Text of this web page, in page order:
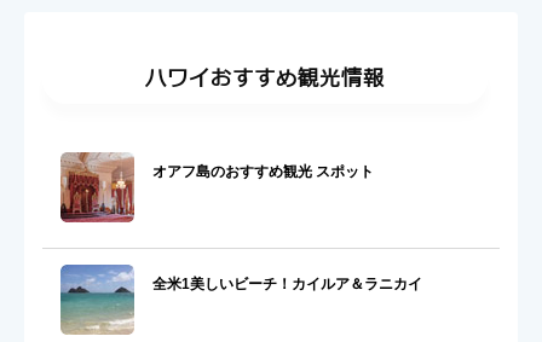
ハワイおすすめ観光情報
オアフ島のおすすめ観光 スポット
全米1美しいビーチ！カイルア＆ラニカイ